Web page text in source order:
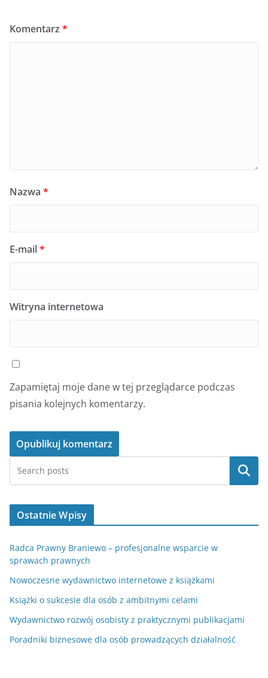
Komentarz *
Nazwa *
E-mail*
Witryna internetowa
Zapamiętaj moje dane w tej przeglądarce podczas
pisania kolejnych komentarzy.
Szukaj
Ostatnie Wpisy
Radca Prawny Braniewo – profesjonalne wsparcie w
sprawach prawnych
Nowoczesne wydawnictwo internetowe z książkami
Książki o sukcesie dla osób z ambitnymi celami
Wydawnictwo rozwój osobisty z praktycznymi publikacjami
Poradniki biznesowe dla osób prowadzących działalność